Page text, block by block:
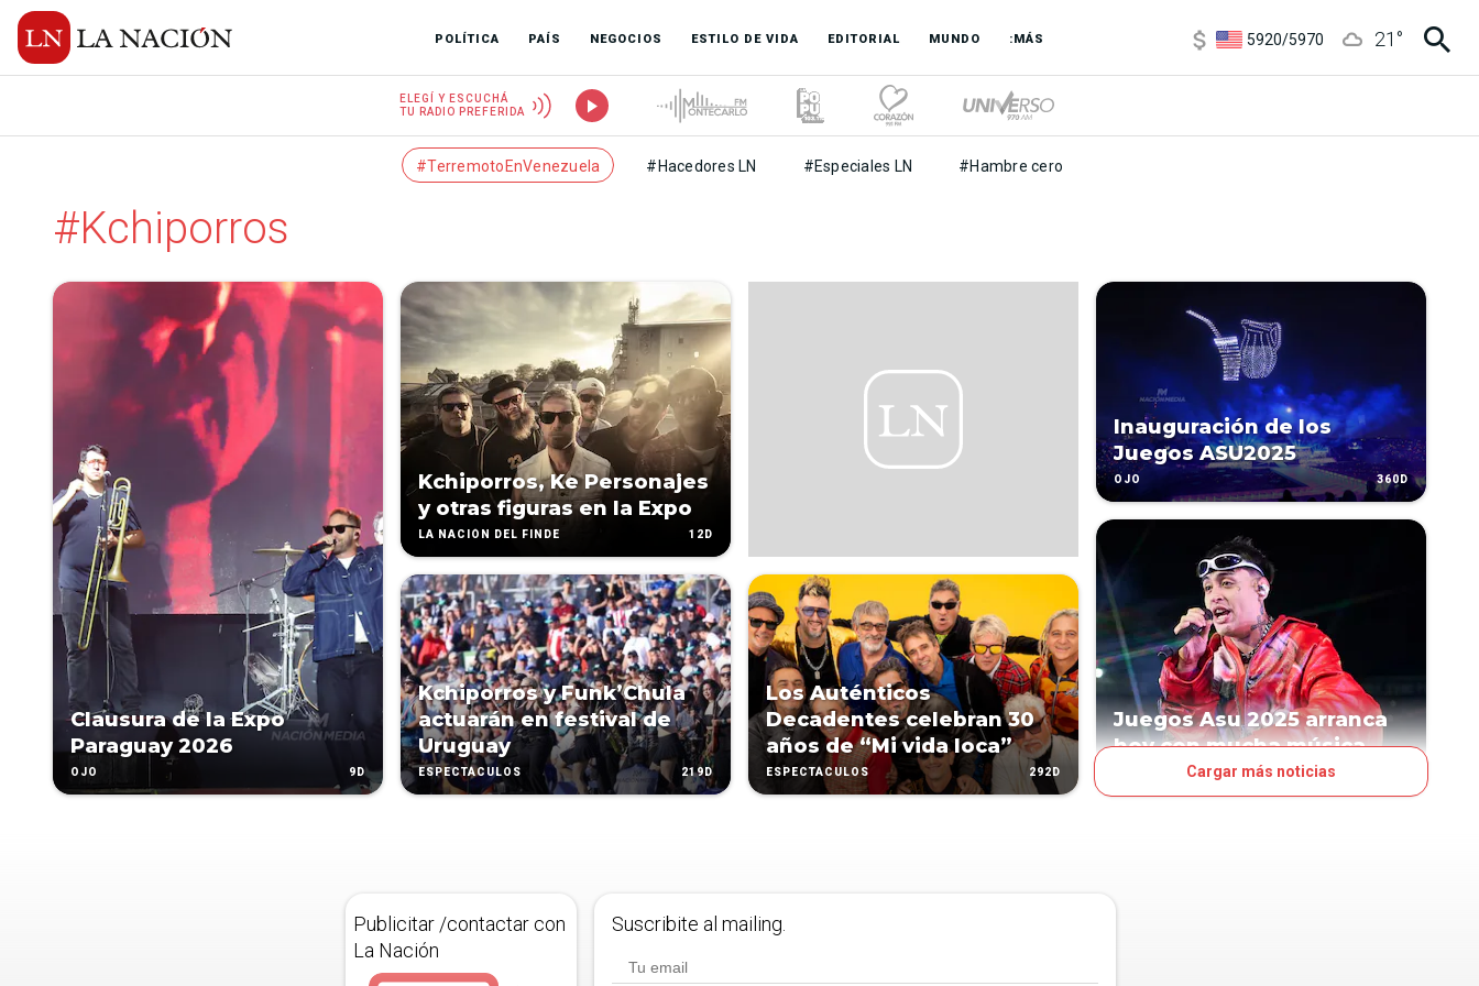
POLÍTICA PAÍS NEGOCIOS ESTILO DE VIDA EDITORIAL MUNDO :MÁS
5920/5970
21 °
ELEGÍ Y ESCUCHÁ
TU RADIO PREFERIDA
#TerremotoEnVenezuela #Hacedores LN #Especiales LN #Hambre cero
#Kchiporros
Clausura de la Expo
Paraguay 2026
OJO 9D
Kchiporros, Ke Personajes
y otras figuras en la Expo
LA NACIÓN DEL FINDE 12D
Kchiporros y Funk’Chula
actuarán en festival de
Uruguay
ESPECTÁCULOS 219D
Los Auténticos
Decadentes celebran 30
años de “Mi vida loca”
ESPECTÁCULOS 292D
Inauguración de los
Juegos ASU2025
OJO 360D
Juegos Asu 2025 arranca
hoy con mucha música
LA NACIÓN DEL FINDECargar más noticias
Publicitar /contactar con
La Nación
Suscribite al mailing.